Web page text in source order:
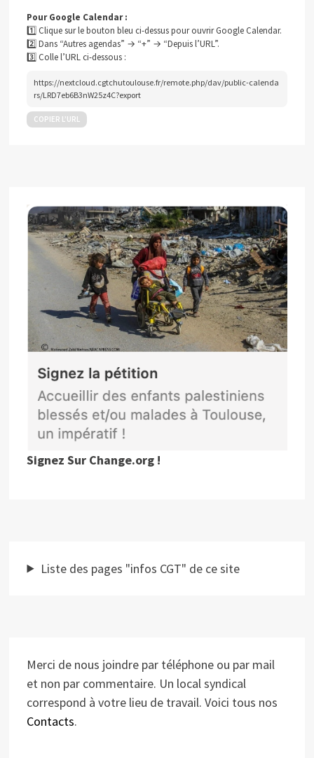
Pour Google Calendar :
1️⃣ Clique sur le bouton bleu ci-dessus pour ouvrir Google Calendar.
2️⃣ Dans “Autres agendas” → “+” → “Depuis l’URL”.
3️⃣ Colle l’URL ci-dessous :
https://nextcloud.cgtchutoulouse.fr/remote.php/dav/public-calenda
rs/LRD7eb6B3nW25z4C?export
COPIER L’URL
Signez Sur Change.org !
Liste des pages "infos CGT" de ce site
Merci de nous joindre par téléphone ou par mail
et non par commentaire. Un local syndical
correspond à votre lieu de travail. Voici tous nos
Contacts.